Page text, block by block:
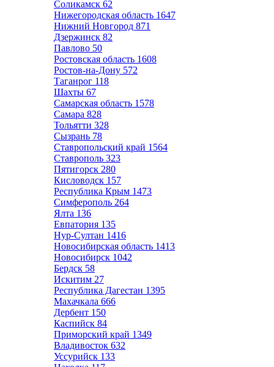
Соликамск 62
Нижегородская область 1647
Нижний Новгород 871
Дзержинск 82
Павлово 50
Ростовская область 1608
Ростов-на-Дону 572
Таганрог 118
Шахты 67
Самарская область 1578
Самара 828
Тольятти 328
Сызрань 78
Ставропольский край 1564
Ставрополь 323
Пятигорск 280
Кисловодск 157
Республика Крым 1473
Симферополь 264
Ялта 136
Евпатория 135
Нур-Султан 1416
Новосибирская область 1413
Новосибирск 1042
Бердск 58
Искитим 27
Республика Дагестан 1395
Махачкала 666
Дербент 150
Каспийск 84
Приморский край 1349
Владивосток 632
Уссурийск 133